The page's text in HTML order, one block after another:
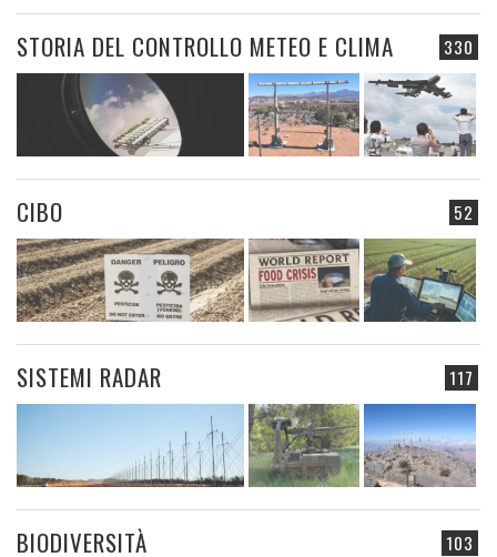
330
STORIA DEL CONTROLLO METEO E CLIMA
52
CIBO
117
SISTEMI RADAR
103
BIODIVERSITÀ